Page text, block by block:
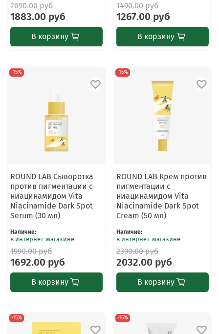
2690.00 руб
1883.00 руб
В корзину
1490.00 руб
1267.00 руб
В корзину
-15%
ROUND LAB Сыворотка
против пигментации с
ниацинамидом Vita
Niacinamide Dark Spot
Serum (30 мл)
Наличие:
в интернет-магазине
1990.00 руб
1692.00 руб
В корзину
-15%
ROUND LAB Крем против
пигментации с
ниацинамидом Vita
Niacinamide Dark Spot
Cream (50 мл)
Наличие:
в интернет-магазине
2390.00 руб
2032.00 руб
В корзину
-15% -15%